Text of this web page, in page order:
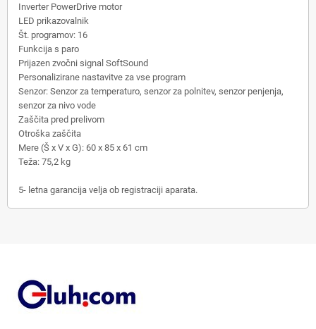
Inverter PowerDrive motor
LED prikazovalnik
Št. programov: 16
Funkcija s paro
Prijazen zvočni signal SoftSound
Personalizirane nastavitve za vse program
Senzor: Senzor za temperaturo, senzor za polnitev, senzor penjenja,
senzor za nivo vode
Zaščita pred prelivom
Otroška zaščita
Mere (Š x V x G): 60 x 85 x 61 cm
Teža: 75,2 kg
5- letna garancija velja ob registraciji aparata.